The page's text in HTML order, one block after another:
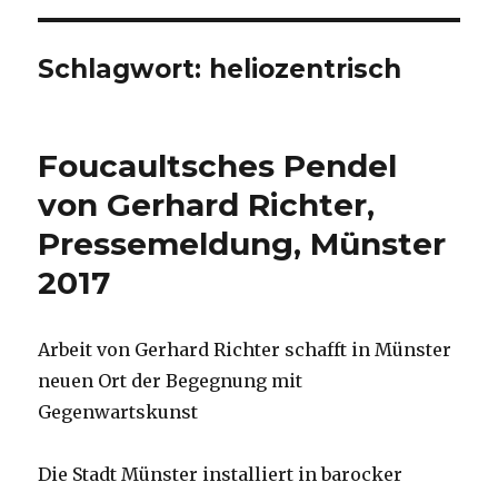
Schlagwort: heliozentrisch
Foucaultsches Pendel
von Gerhard Richter,
Pressemeldung, Münster
2017
Arbeit von Gerhard Richter schafft in Münster
neuen Ort der Begegnung mit
Gegenwartskunst
Die Stadt Münster installiert in barocker